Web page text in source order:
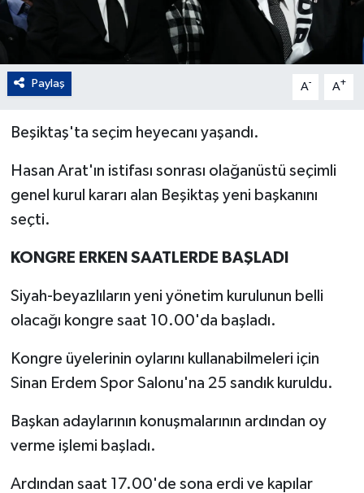
Paylaş A- A+
Beşiktaş'ta seçim heyecanı yaşandı.
Hasan Arat'ın istifası sonrası olağanüstü seçimli
genel kurul kararı alan Beşiktaş yeni başkanını
seçti.
KONGRE ERKEN SAATLERDE BAŞLADI
Siyah-beyazlıların yeni yönetim kurulunun belli
olacağı kongre saat 10.00'da başladı.
Kongre üyelerinin oylarını kullanabilmeleri için
Sinan Erdem Spor Salonu'na 25 sandık kuruldu.
Başkan adaylarının konuşmalarının ardından oy
verme işlemi başladı.
Ardından saat 17.00'de sona erdi ve kapılar